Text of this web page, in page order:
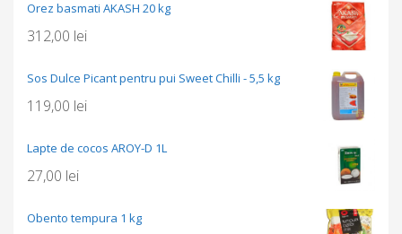
Orez basmati AKASH 20 kg
312,00 lei
Sos Dulce Picant pentru pui Sweet Chilli - 5,5 kg
119,00 lei
Lapte de cocos AROY-D 1L
27,00 lei
Obento tempura 1 kg